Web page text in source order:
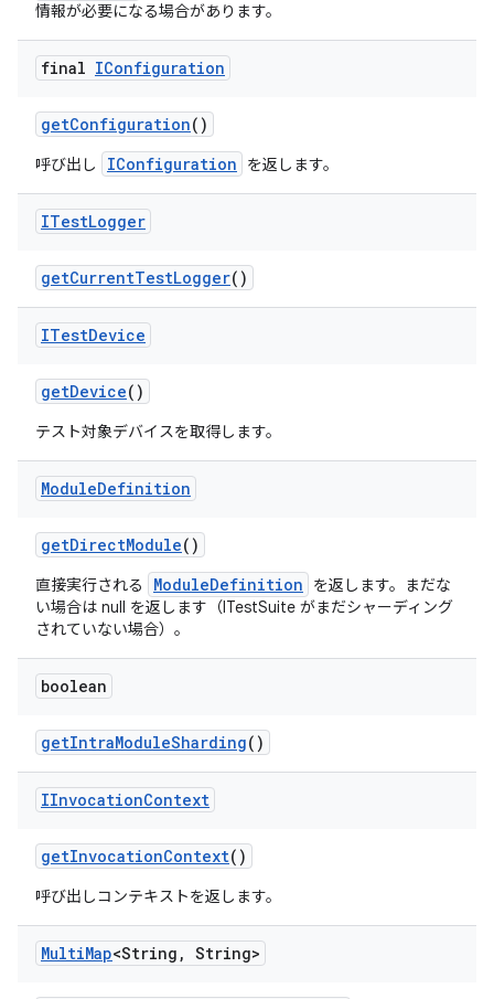
情報が必要になる場合があります。
final IConfiguration
getConfiguration()
呼び出し IConfiguration を返します。
ITestLogger
getCurrentTestLogger()
ITestDevice
getDevice()
テスト対象デバイスを取得します。
ModuleDefinition
getDirectModule()
直接実行される ModuleDefinition
を返します。まだな
い場合は null を返します（ITestSuite がまだシャーディング
されていない場合）。
boolean
getIntraModuleSharding()
IInvocationContext
getInvocationContext()
呼び出しコンテキストを返します。
MultiMap<String , String>